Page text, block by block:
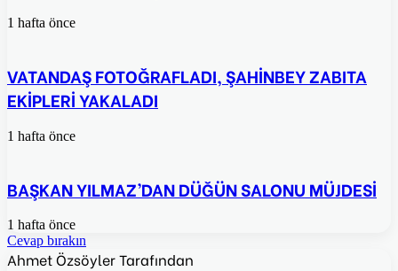
1 hafta önce
VATANDAŞ FOTOĞRAFLADI, ŞAHİNBEY ZABITA
EKİPLERİ YAKALADI
1 hafta önce
BAŞKAN YILMAZ’DAN DÜĞÜN SALONU MÜJDESİ
1 hafta önce
Cevap bırakın
Ahmet Özsöyler Tarafından